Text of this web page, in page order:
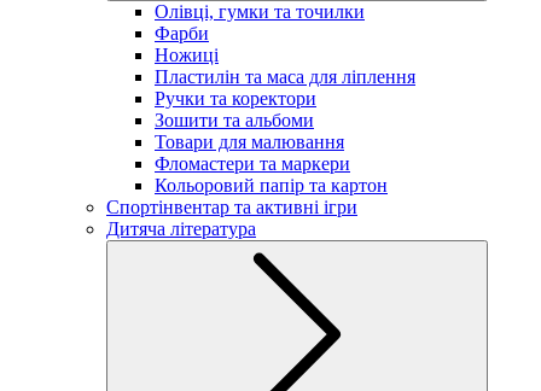
Олівці, гумки та точилки
Фарби
Ножиці
Пластилін та маса для ліплення
Ручки та коректори
Зошити та альбоми
Товари для малювання
Фломастери та маркери
Кольоровий папір та картон
Спортінвентар та активні ігри
Дитяча література